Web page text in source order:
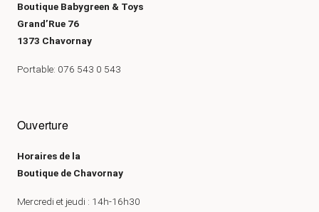
Boutique Babygreen & Toys
Grand’Rue 76
1373 Chavornay
Portable: 076 543 0 543
Ouverture
Horaires de la
Boutique de Chavornay
Mercredi et jeudi : 14h-16h30